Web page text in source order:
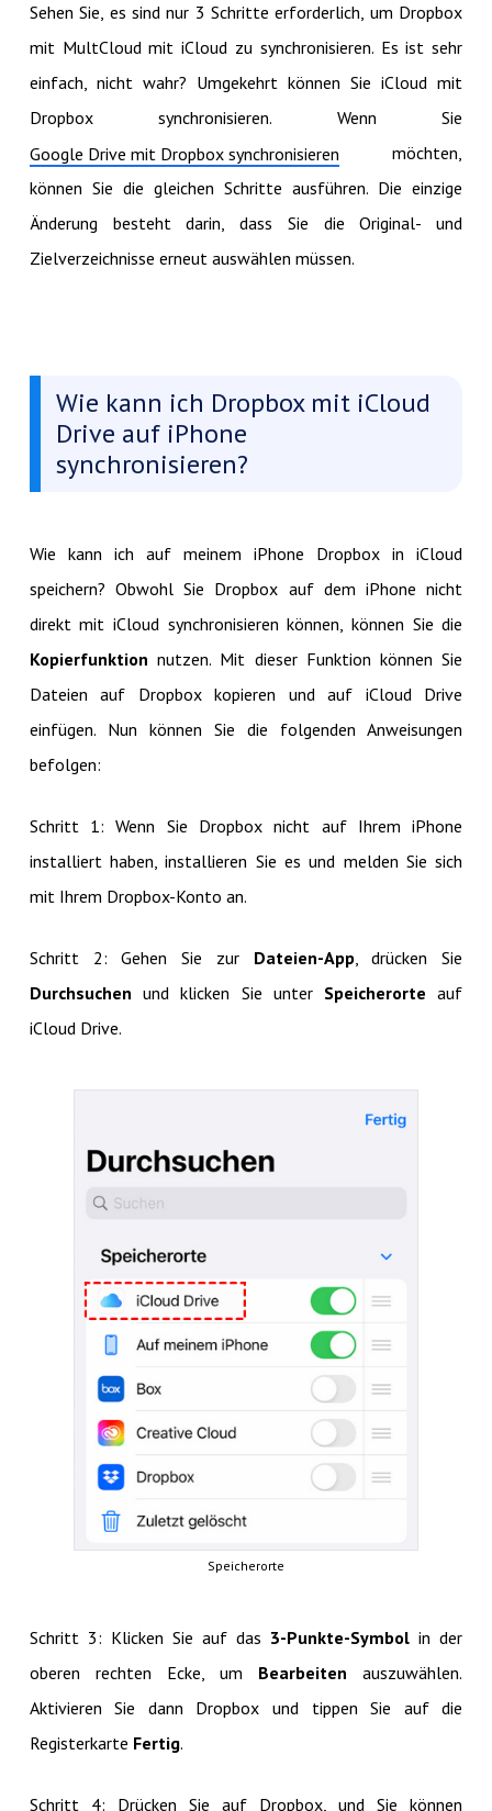
Sehen Sie, es sind nur 3 Schritte erforderlich, um Dropbox
mit MultCloud mit iCloud zu synchronisieren. Es ist sehr
einfach, nicht wahr? Umgekehrt können Sie iCloud mit
Dropbox synchronisieren. Wenn Sie
Google Drive mit Dropbox synchronisieren möchten,
können Sie die gleichen Schritte ausführen. Die einzige
Änderung besteht darin, dass Sie die Original- und
Zielverzeichnisse erneut auswählen müssen.
Wie kann ich Dropbox mit iCloud
Drive auf iPhone
synchronisieren?
Wie kann ich auf meinem iPhone Dropbox in iCloud
speichern? Obwohl Sie Dropbox auf dem iPhone nicht
direkt mit iCloud synchronisieren können, können Sie die
Kopierfunktionnutzen. Mit dieser Funktion können Sie
Dateien auf Dropbox kopieren und auf iCloud Drive
einfügen. Nun können Sie die folgenden Anweisungen
befolgen:
Schritt 1: Wenn Sie Dropbox nicht auf Ihrem iPhone
installiert haben, installieren Sie es und melden Sie sich
mit Ihrem Dropbox-Konto an.
Schritt 2: Gehen Sie zur Dateien-App, drücken Sie
Durchsuchen und klicken Sie unter Speicherorte auf
iCloud Drive.
Speicherorte
Schritt 3: Klicken Sie auf das 3-Punkte-Symbol in der
oberen rechten Ecke, um Bearbeiten auszuwählen.
Aktivieren Sie dann Dropbox und tippen Sie auf die
Registerkarte Fertig.
Schritt 4: Drücken Sie auf Dropbox, und Sie können